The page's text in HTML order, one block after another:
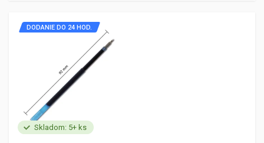
Skladom: 5+ ks
DODANIE DO 24 HOD.